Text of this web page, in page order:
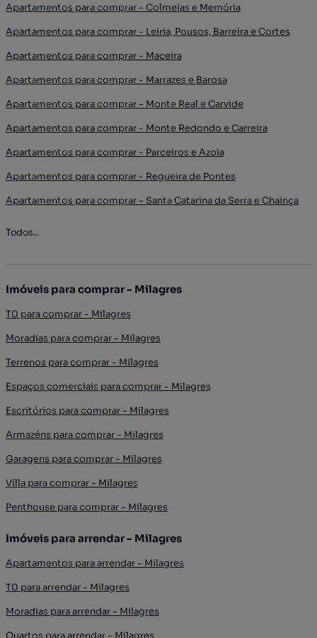
Apartamentos para comprar - Colmeias e Memória
Apartamentos para comprar - Leiria, Pousos, Barreira e Cortes
Apartamentos para comprar - Maceira
Apartamentos para comprar - Marrazes e Barosa
Apartamentos para comprar - Monte Real e Carvide
Apartamentos para comprar - Monte Redondo e Carreira
Apartamentos para comprar - Parceiros e Azoia
Apartamentos para comprar - Regueira de Pontes
Apartamentos para comprar - Santa Catarina da Serra e Chainça
Todos...
Imóveis para comprar - Milagres
T0 para comprar - Milagres
Moradias para comprar - Milagres
Terrenos para comprar - Milagres
Espaços comerciais para comprar - Milagres
Escritórios para comprar - Milagres
Armazéns para comprar - Milagres
Garagens para comprar - Milagres
Villa para comprar - Milagres
Penthouse para comprar - Milagres
Imóveis para arrendar - Milagres
Apartamentos para arrendar - Milagres
T0 para arrendar - Milagres
Moradias para arrendar - Milagres
Quartos para arrendar - Milagres